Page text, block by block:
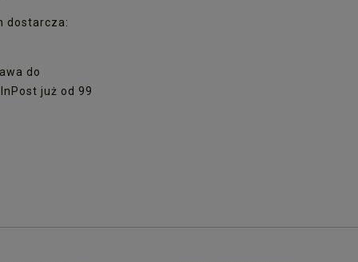
dostarcza:
do
już od 99